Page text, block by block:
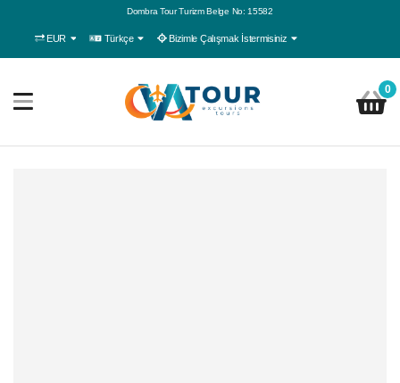
Dombra Tour Turizm Belge No: 15582
EUR Türkçe Bizimle Çalışmak İstermisiniz
0